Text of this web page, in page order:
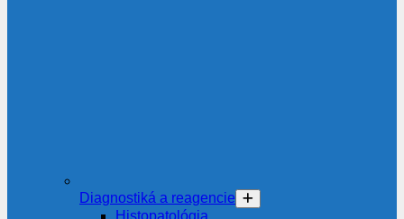
Diagnostiká a reagencie
Histopatológia